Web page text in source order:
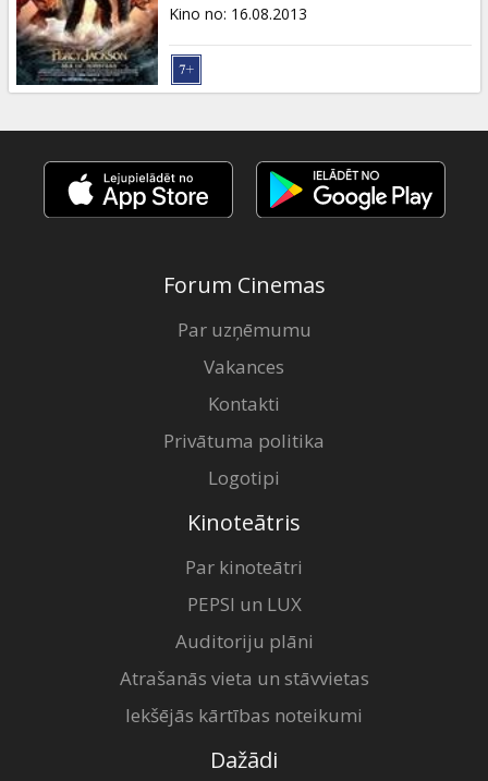
Kino no: 16.08.2013
Forum Cinemas
Par uzņēmumu
Vakances
Kontakti
Privātuma politika
Logotipi
Kinoteātris
Par kinoteātri
PEPSI un LUX
Auditoriju plāni
Atrašanās vieta un stāvvietas
Iekšējās kārtības noteikumi
Dažādi